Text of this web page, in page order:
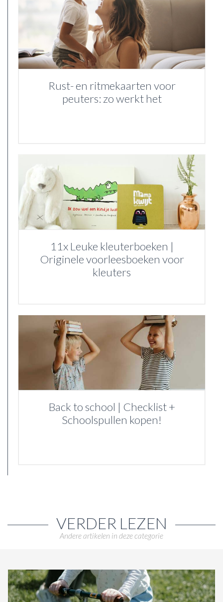
Rust- en ritmekaarten voor
peuters: zo werkt het
11x Leuke kleuterboeken |
Originele voorleesboeken voor
kleuters
Back to school | Checklist +
Schoolspullen kopen!
VERDER LEZEN
Andere artikelen in deze categorie